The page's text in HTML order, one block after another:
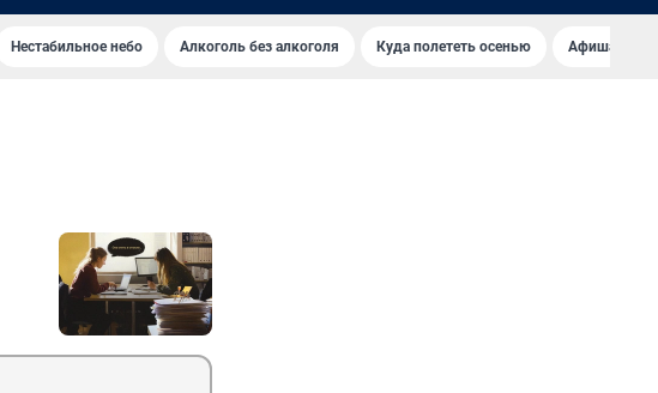
Нестабильное небо Алкоголь без алкоголя Куда полететь осенью Афиша на